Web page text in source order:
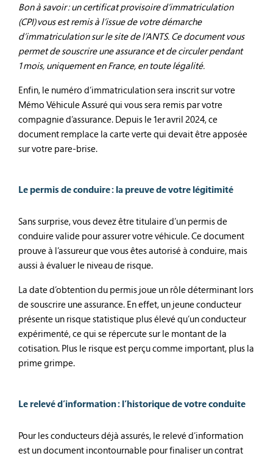
Bon à savoir : un certificat provisoire d’immatriculation
(CPI) vous est remis à l’issue de votre démarche
d’immatriculation sur le site de l’ANTS. Ce document vous
permet de souscrire une assurance et de circuler pendant
1 mois, uniquement en France, en toute légalité.
Enfin, le numéro d’immatriculation sera inscrit sur votre
Mémo Véhicule Assuré qui vous sera remis par votre
compagnie d’assurance. Depuis le 1eravril 2024, ce
document remplace la carte verte qui devait être apposée
sur votre pare-brise.
Le permis de conduire : la preuve de votre légitimité
Sans surprise, vous devez être titulaire d’un permis de
conduire valide pour assurer votre véhicule. Ce document
prouve à l’assureur que vous êtes autorisé à conduire, mais
aussi à évaluer le niveau de risque.
La date d’obtention du permis joue un rôle déterminant lors
de souscrire une assurance. En effet, un jeune conducteur
présente un risque statistique plus élevé qu’un conducteur
expérimenté, ce qui se répercute sur le montant de la
cotisation. Plus le risque est perçu comme important, plus la
prime grimpe.
Le relevé d’information : l’historique de votre conduite
Pour les conducteurs déjà assurés, le relevé d’information
est un document incontournable pour finaliser un contrat